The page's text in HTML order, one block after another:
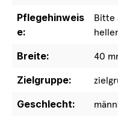
Pflegehinweis
e:
Bitte
Breite:
40
Zielgruppe:
Geschlecht: